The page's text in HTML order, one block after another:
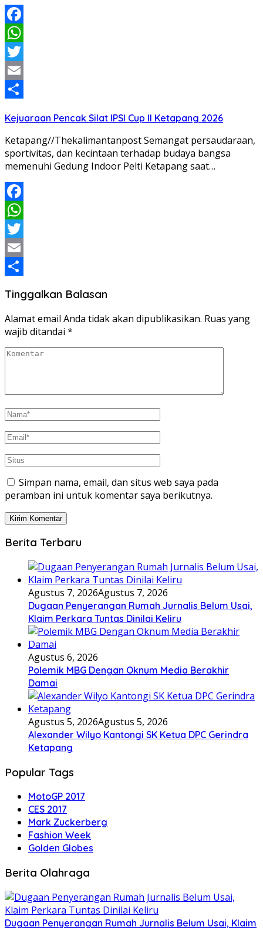
Facebook
WhatsApp
Twitter
Email
Kejuaraan Pencak Silat IPSI Cup II Ketapang 2026
Ketapang//Thekalimantanpost Semangat persaudaraan,
sportivitas, dan kecintaan terhadap budaya bangsa
memenuhi Gedung Indoor Pelti Ketapang saat…
Facebook
WhatsApp
Twitter
Email
Tinggalkan Balasan
Alamat email Anda tidak akan dipublikasikan. Ruas yang
wajib ditandai *
Simpan nama, email, dan situs web saya pada
peramban ini untuk komentar saya berikutnya.
Berita Terbaru
Agustus 7, 2026Agustus 7, 2026
Dugaan Penyerangan Rumah Jurnalis Belum Usai,
Klaim Perkara Tuntas Dinilai Keliru
Agustus 6, 2026
Polemik MBG Dengan Oknum Media Berakhir
Damai
Agustus 5, 2026Agustus 5, 2026
Alexander Wilyo Kantongi SK Ketua DPC Gerindra
Ketapang
Popular Tags
MotoGP 2017
CES 2017
Mark Zuckerberg
Fashion Week
Golden Globes
Berita Olahraga
Dugaan Penyerangan Rumah Jurnalis Belum Usai, Klaim